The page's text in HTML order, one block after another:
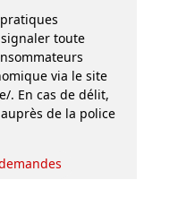
toute
via le site
. En cas de délit,
de la police